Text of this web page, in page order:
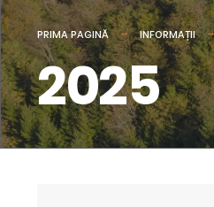
PRIMA PAGINĂ INFORMAȚII
2025